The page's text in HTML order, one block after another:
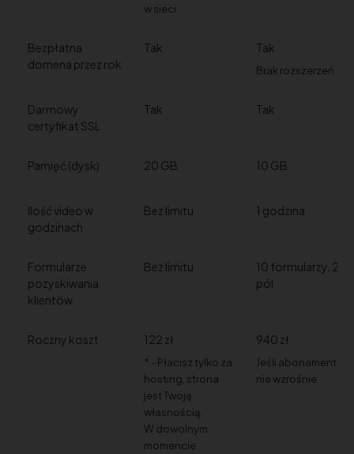
w sieci.
Bezpłatna
domena przez rok
Tak Tak
Brak rozszerzeń .pl
Darmowy
certyfikat SSL
Tak Tak
Pamięć (dysk) 20 GB 10 GB
Ilość video w
godzinach
Bez limitu 1 godzina
Formularze
pozyskiwania
klientów
Bez limitu
10 formularzy, 20
pól
Roczny koszt 122 zł
* - Płacisz tylko za
hosting, strona
jest Twoją
własnością.
W dowolnym
momencie
940 zł
Jeśli abonament
nie wzrośnie.